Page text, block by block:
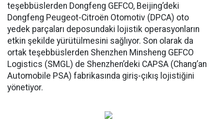
teşebbüslerden Dongfeng GEFCO, Beijing’deki
Dongfeng Peugeot-Citroën Otomotiv (DPCA) oto
yedek parçaları deposundaki lojistik operasyonların
etkin şekilde yürütülmesini sağlıyor. Son olarak da
ortak teşebbüslerden Shenzhen Minsheng GEFCO
Logistics (SMGL) de Shenzhen’deki CAPSA (Chang’an
Automobile PSA) fabrikasında giriş-çıkış lojistiğini
yönetiyor.